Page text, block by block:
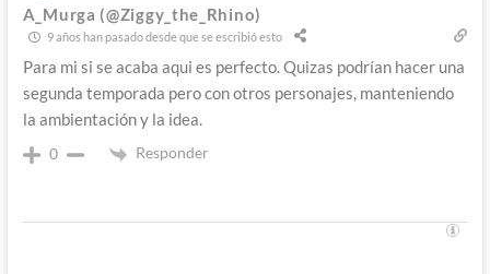
A_Murga (@Ziggy_the_Rhino)
9 años han pasado desde que se escribió esto
Para mi si se acaba aqui es perfecto. Quizas podrían hacer una
segunda temporada pero con otros personajes, manteniendo
la ambientación y la idea.
0 Responder